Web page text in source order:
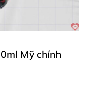
Mỹ chính